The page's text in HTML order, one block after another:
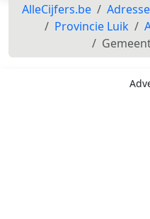
AlleCijfers.be
Provincie Luik